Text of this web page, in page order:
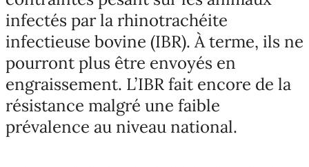
infectés par la rhinotrachéite
infectieuse bovine (IBR). À terme, ils ne
pourront plus être envoyés en
engraissement. L’IBR fait encore de la
résistance malgré une faible
prévalence au niveau national.